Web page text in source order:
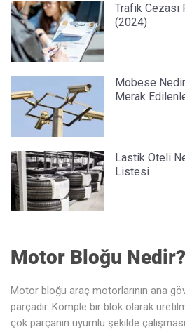
Trafik
(2024)
Mobese
Merak
Lastik Oteli
Listesi
Motor Bloğu Nedir?
Motor bloğu araç motorlarının ana
parçadır. Komple bir blok olarak
çok parçanın uyumlu şekilde